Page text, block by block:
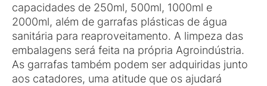
capacidades de 250ml, 500ml, 1000ml e
2000ml, além de garrafas plásticas de água
sanitária para reaproveitamento. A limpeza das
embalagens será feita na própria Agroindústria.
As garrafas também podem ser adquiridas junto
aos catadores, uma atitude que os ajudará